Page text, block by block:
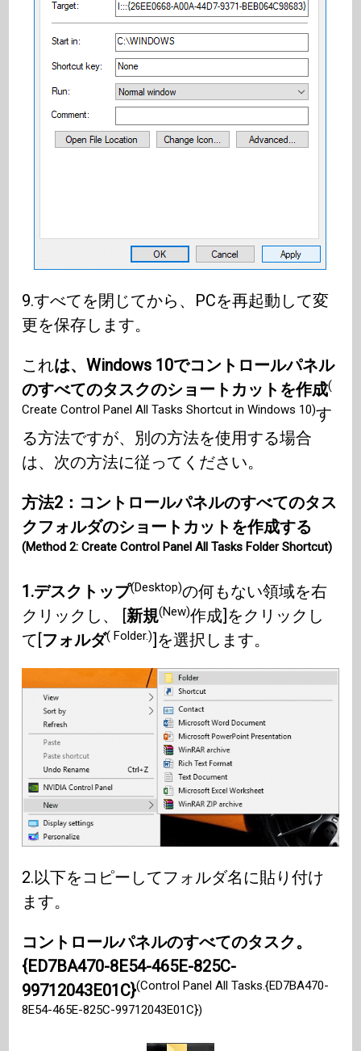
9.すべてを閉じてから、PCを再起動して変
更を保存します。
これは、Windows 10でコントロールパネル
のすべてのタスクのショートカットを作成(
Create Control Panel All Tasks Shortcut in Windows 10)す
る方法ですが、別の方法を使用する場合
は、次の方法に従ってください。
方法2：コントロールパネルのすべてのタス
クフォルダのショートカットを作成する
(Method 2: Create Control Panel All Tasks Folder Shortcut)
1.デスクトップ(Desktop)の何もない領域を右
クリックし、 [新規(New)作成]をクリックし
て[フォルダ( Folder.)]を選択します。
2.以下をコピーしてフォルダ名に貼り付け
ます。
コントロールパネルのすべてのタスク。
{ED7BA470-8E54-465E-825C-
99712043E01C}(Control Panel All Tasks.{ED7BA470-
8E54-465E-825C-99712043E01C})